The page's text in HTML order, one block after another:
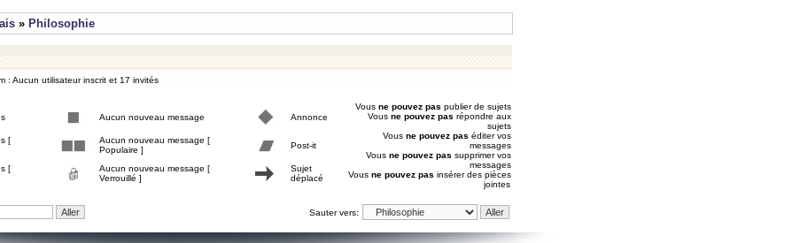
» Philosophie
: Aucun utilisateur inscrit et 17 invités
Aucun nouveau message Annonce
[
Aucun nouveau message [
Populaire ]
Post-it
[
Aucun nouveau message [
Verrouillé ]
Sujet
déplacé
Vous ne pouvez pas publier de sujets
Vous ne pouvez pas répondre aux
sujets
Vous ne pouvez pas éditer vos
messages
Vous ne pouvez pas supprimer vos
messages
Vous ne pouvez pas insérer des pièces
jointes
Sauter vers: